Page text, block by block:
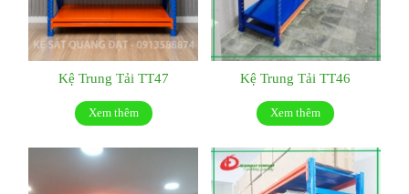
Kệ Trung Tải TT47
Xem thêm
Kệ Trung Tải TT46
Xem thêm